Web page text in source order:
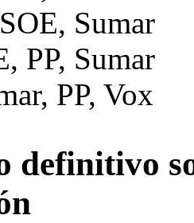
Sumar
PP, Sumar
PP, Vox
definitivo